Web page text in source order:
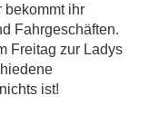
bekommt ihr
Fahrgeschäften.
Freitag zur Ladys
ist!